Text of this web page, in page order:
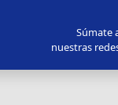
Súmate
nuestras